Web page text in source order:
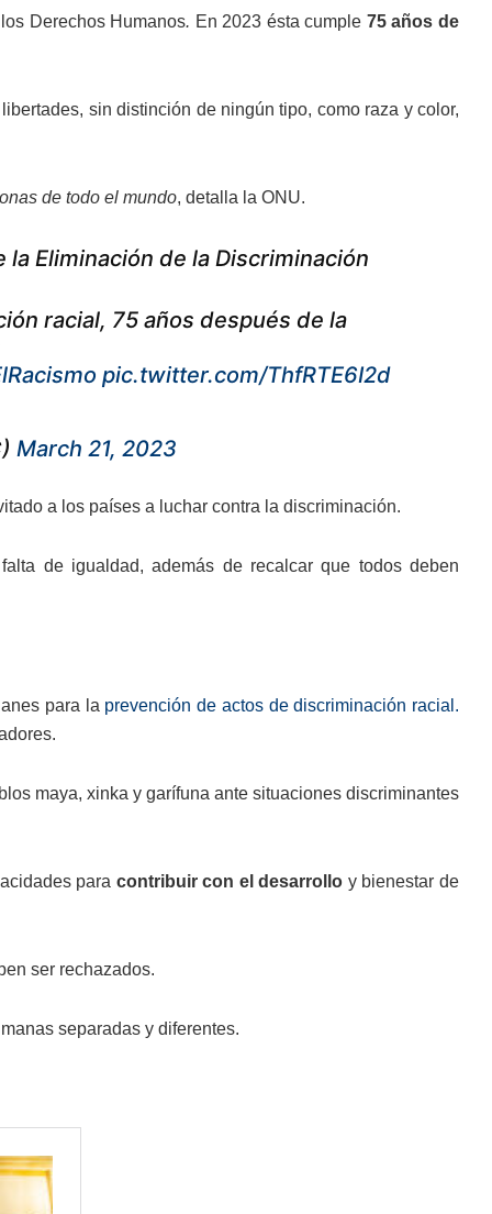
Derechos Humanos. En 2023 ésta cumple 75 años de
sin distinción de ningún tipo, como raza y color,
de todo el mundo, detalla la ONU.
Eliminación de la Discriminación
racial, 75 años después de la
pic.twitter.com/ThfRTE6I2d
March 21, 2023
a los países a luchar contra la discriminación.
de igualdad, además de recalcar que todos deben
para la prevención de actos de discriminación racial.
maya, xinka y garífuna ante situaciones discriminantes
para contribuir con el desarrollo y bienestar de
ser rechazados.
separadas y diferentes.